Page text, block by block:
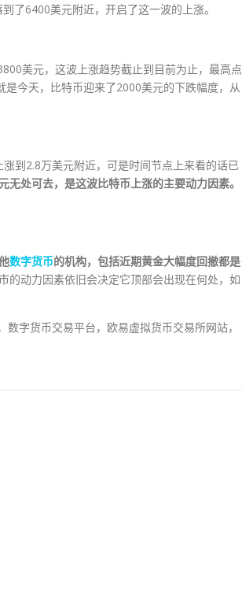
了6400美元附近，开启了这一波的上涨。
美元，这波上涨趋势截止到目前为止，最高点
今天，比特币迎来了2000美元的下跌幅度，从
到2.8万美元附近，可是时间节点上来看的话已
处可去，是这波比特币上涨的主要动力因素。
数字货币的机构，包括近期黄金大幅度回撤都是
的动力因素依旧会决定它顶部会出现在何处，如
字货币交易平台，欧易虚拟货币交易所网站，